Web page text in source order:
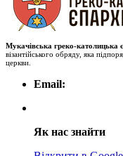
Мукачівська греко-католицька
візантійського обряду, яка
церкви.
Email:
Як нас знайти